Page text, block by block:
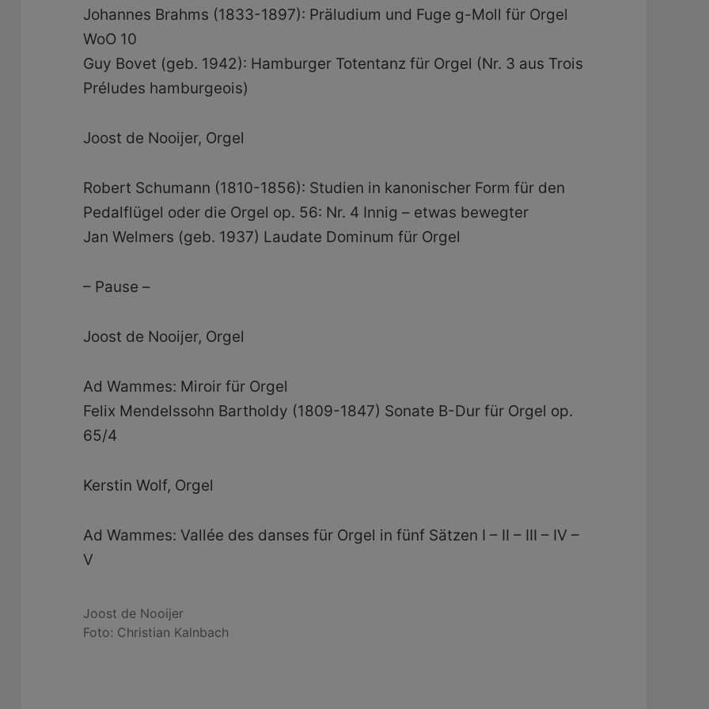
Johannes Brahms (1833-1897): Präludium und Fuge g-Moll für Orgel
WoO 10
Guy Bovet (geb. 1942): Hamburger Totentanz für Orgel (Nr. 3 aus Trois
Préludes hamburgeois)
Joost de Nooijer, Orgel
Robert Schumann (1810-1856): Studien in kanonischer Form für den
Pedalflügel oder die Orgel op. 56: Nr. 4 Innig – etwas bewegter
Jan Welmers (geb. 1937) Laudate Dominum für Orgel
– Pause –
Joost de Nooijer, Orgel
Ad Wammes: Miroir für Orgel
Felix Mendelssohn Bartholdy (1809-1847) Sonate B-Dur für Orgel op.
65/4
Kerstin Wolf, Orgel
Ad Wammes: Vallée des danses für Orgel in fünf Sätzen I – II – III – IV –
V
Joost de Nooijer
Foto: Christian Kalnbach